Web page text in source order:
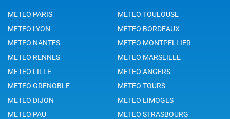
METEO PARIS
METEO TOULOUSE
METEO LYON
METEO BORDEAUX
METEO NANTES
METEO MONTPELLIER
METEO RENNES
METEO MARSEILLE
METEO LILLE
METEO ANGERS
METEO GRENOBLE
METEO TOURS
METEO DIJON
METEO LIMOGES
METEO PAU
METEO STRASBOURG